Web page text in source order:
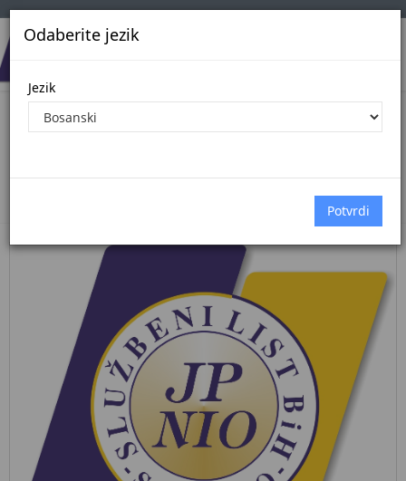
Odaberite jezik
Jezik
Pregled Dokumenata| Broj 38/26